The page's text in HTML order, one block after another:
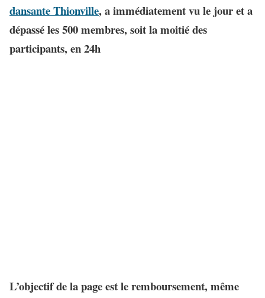
dansante Thionville, a immédiatement vu le jour et a
dépassé les 500 membres, soit la moitié des
participants, en 24h
L’objectif de la page est le remboursement, même